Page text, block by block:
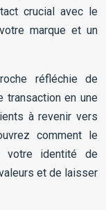
crucial avec le
marque et un
réfléchie de
transaction en une
à revenir vers
comment le
votre identité de
et de laisser